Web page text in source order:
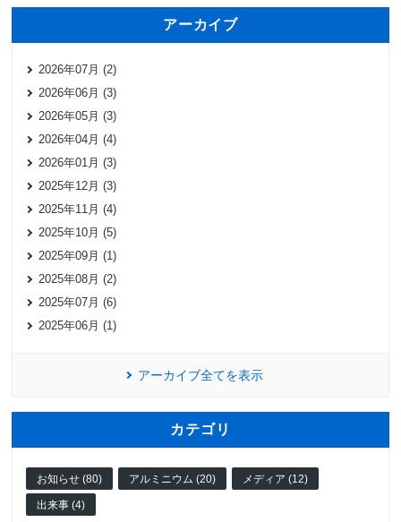
アーカイブ
2026年07月 (2)
2026年06月 (3)
2026年05月 (3)
2026年04月 (4)
2026年01月 (3)
2025年12月 (3)
2025年11月 (4)
2025年10月 (5)
2025年09月 (1)
2025年08月 (2)
2025年07月 (6)
2025年06月 (1)
アーカイブ全てを表示
カテゴリ
お知らせ (80) アルミニウム (20) メディア (12)
出来事 (4)